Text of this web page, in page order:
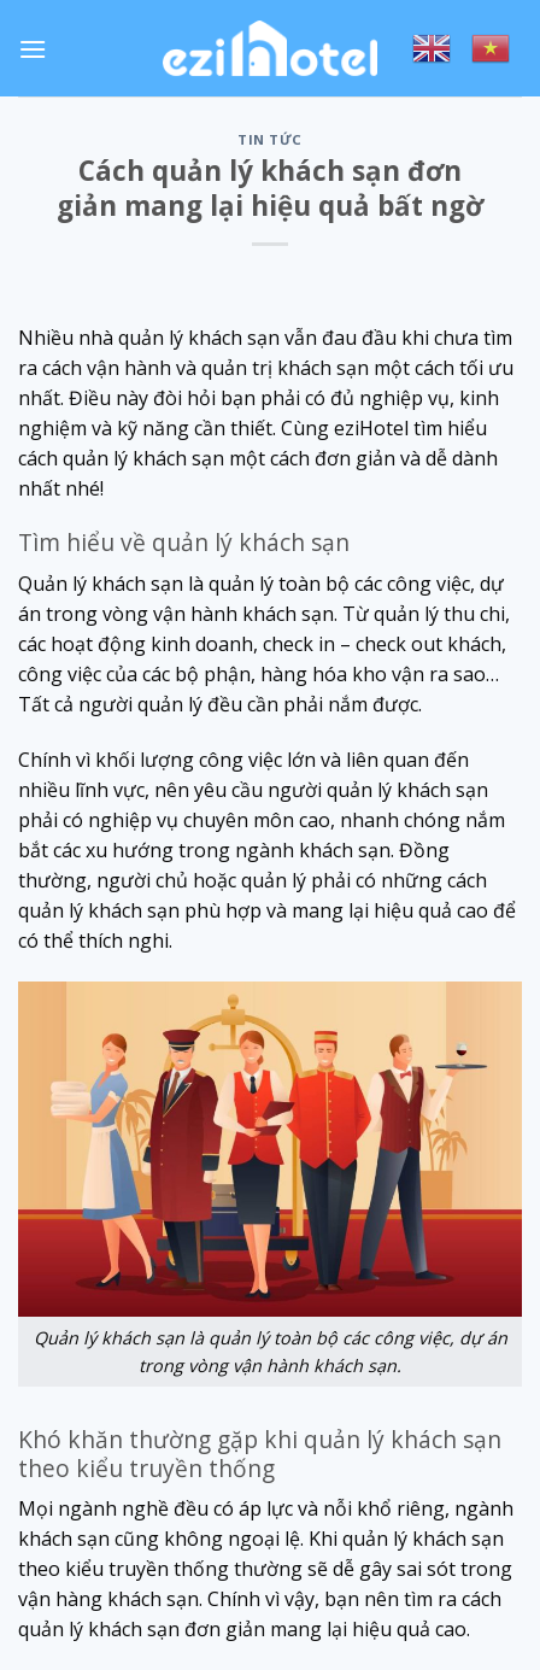
TIN TỨC
Cách quản lý khách sạn đơn
giản mang lại hiệu quả bất ngờ
Nhiều nhà quản lý khách sạn vẫn đau đầu khi chưa tìm
ra cách vận hành và quản trị khách sạn một cách tối ưu
nhất. Điều này đòi hỏi bạn phải có đủ nghiệp vụ, kinh
nghiệm và kỹ năng cần thiết. Cùng eziHotel tìm hiểu
cách quản lý khách sạn một cách đơn giản và dễ dành
nhất nhé!
Tìm hiểu về quản lý khách sạn
Quản lý khách sạn là quản lý toàn bộ các công việc, dự
án trong vòng vận hành khách sạn. Từ quản lý thu chi,
các hoạt động kinh doanh, check in – check out khách,
công việc của các bộ phận, hàng hóa kho vận ra sao…
Tất cả người quản lý đều cần phải nắm được.
Chính vì khối lượng công việc lớn và liên quan đến
nhiều lĩnh vực, nên yêu cầu người quản lý khách sạn
phải có nghiệp vụ chuyên môn cao, nhanh chóng nắm
bắt các xu hướng trong ngành khách sạn. Đồng
thường, người chủ hoặc quản lý phải có những cách
quản lý khách sạn phù hợp và mang lại hiệu quả cao để
có thể thích nghi.
Quản lý khách sạn là quản lý toàn bộ các công việc, dự án
trong vòng vận hành khách sạn.
Khó khăn thường gặp khi quản lý khách sạn
theo kiểu truyền thống
Mọi ngành nghề đều có áp lực và nỗi khổ riêng, ngành
khách sạn cũng không ngoại lệ. Khi quản lý khách sạn
theo kiểu truyền thống thường sẽ dễ gây sai sót trong
vận hàng khách sạn. Chính vì vậy, bạn nên tìm ra cách
quản lý khách sạn đơn giản mang lại hiệu quả cao.